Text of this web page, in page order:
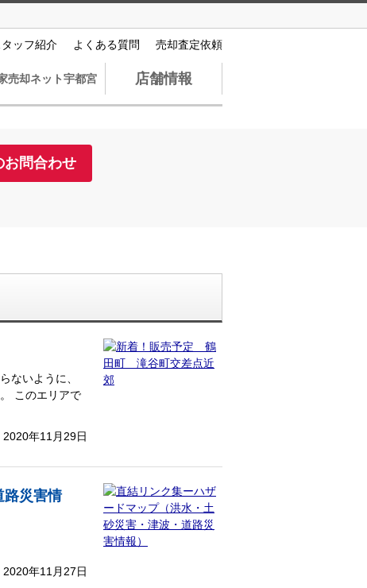
タッフ紹介 よくある質問 売却査定依頼
売却ネット宇都宮 店舗情報
お問合わせ
ないように、
このエリアで
2020年11月29日
路災害情
2020年11月27日